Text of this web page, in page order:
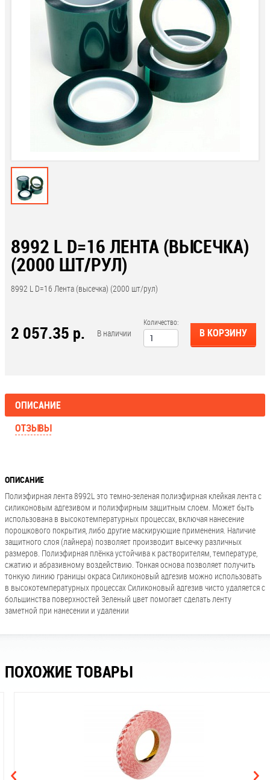
8992 L D=16 ЛЕНТА (ВЫСЕЧКА)
(2000 ШТ/РУЛ)
8992 L D=16 Лента (высечка) (2000 шт/рул)
2 057.35 р. В наличии
Количество:
В КОРЗИНУ
ОПИСАНИЕ
ОТЗЫВЫ
ОПИСАНИЕ
Полиэфирная лента 8992L это темно-зеленая полиэфирная клейкая лента с
силиконовым адгезивом и полиэфирным защитным слоем. Может быть
использована в высокотемпературных процессах, включая нанесение
порошкового покрытия, либо другие маскирующие применения. Наличие
защитного слоя (лайнера) позволяет производит высечку различных
размеров. Полиэфирная плёнка устойчива к растворителям, температуре,
сжатию и абразивному воздействию. Тонкая основа позволяет получить
тонкую линию границы окраса Силиконовый адгезив можно использовать
в высокотемпературных процессах Силиконовый адгезив чисто удаляется с
большинства поверхностей Зеленый цвет помогает сделать ленту
заметной при нанесении и удалении
ПОХОЖИЕ ТОВАРЫ